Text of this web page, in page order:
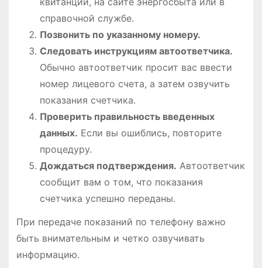
справочной службе.
Позвонить по указанному номеру.
Следовать инструкциям автоответчика.
Обычно автоответчик просит вас ввести
номер лицевого счета, а затем озвучить
показания счетчика.
Проверить правильность введенных
данных. Если вы ошиблись, повторите
процедуру.
Дождаться подтверждения. Автоответчик
сообщит вам о том, что показания
счетчика успешно переданы.
При передаче показаний по телефону важно
быть внимательным и четко озвучивать
информацию.